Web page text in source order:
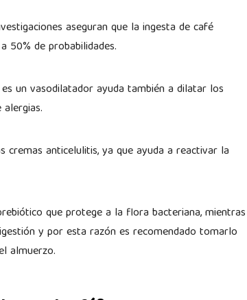
aseguran que la ingesta de café
50% de probabilidades.
un vasodilatador ayuda también a dilatar los
cremas anticelulitis, ya que ayuda a reactivar la
que protege a la flora bacteriana, mientras
y por esta razón es recomendado tomarlo
almuerzo.